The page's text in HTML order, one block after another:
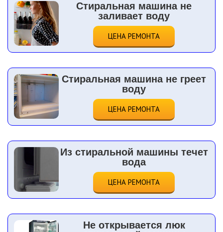
Стиральная машина не
заливает воду
ЦЕНА РЕМОНТА
Стиральная машина не греет
воду
ЦЕНА РЕМОНТА
Из стиральной машины течет
вода
ЦЕНА РЕМОНТА
Не открывается люк